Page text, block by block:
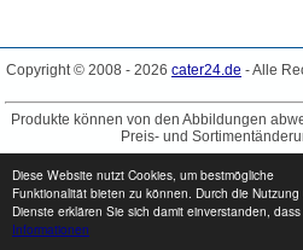
Diese Website nutzt Cookies, um bestmögliche
Funktionalität bieten zu können. Durch die Nutzung
Dienste erklären Sie sich damit einverstanden,
Informationen
Copyright © 2008 - 2026 cater24.de - Alle
Produkte können von den Abbildungen
Preis- und